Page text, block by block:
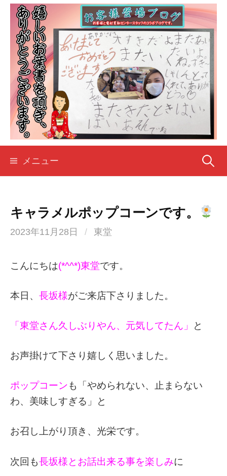
プ
メニュー 検
キャラメルポップコーンです。
2023年11月28日 / 東堂
こんにちは(*^^*)東堂です。
本日、 長坂様がご来店下さりました。
「東堂さん久しぶりやん、元気してたん」 と
お声掛けて下さり嬉しく思いました。
ポップコーンも「やめられない、止まらない
わ、美味しすぎる」と
お召し上がり頂き、光栄です。
次回も長坂様とお話出来る事を楽しみに